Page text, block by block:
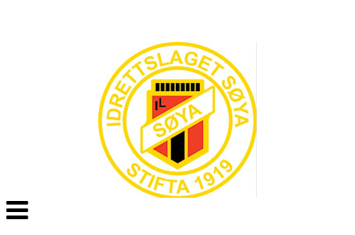
Veksle
navigasjon